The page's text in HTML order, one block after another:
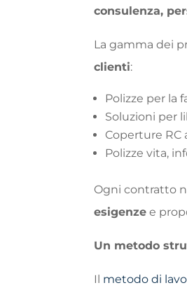
consulenza,
La gamma dei
clienti:
Polizze per la
Soluzioni per
Coperture RC
Polizze vita,
Ogni contratto
esigenze e
Un metodo
Il metodo di